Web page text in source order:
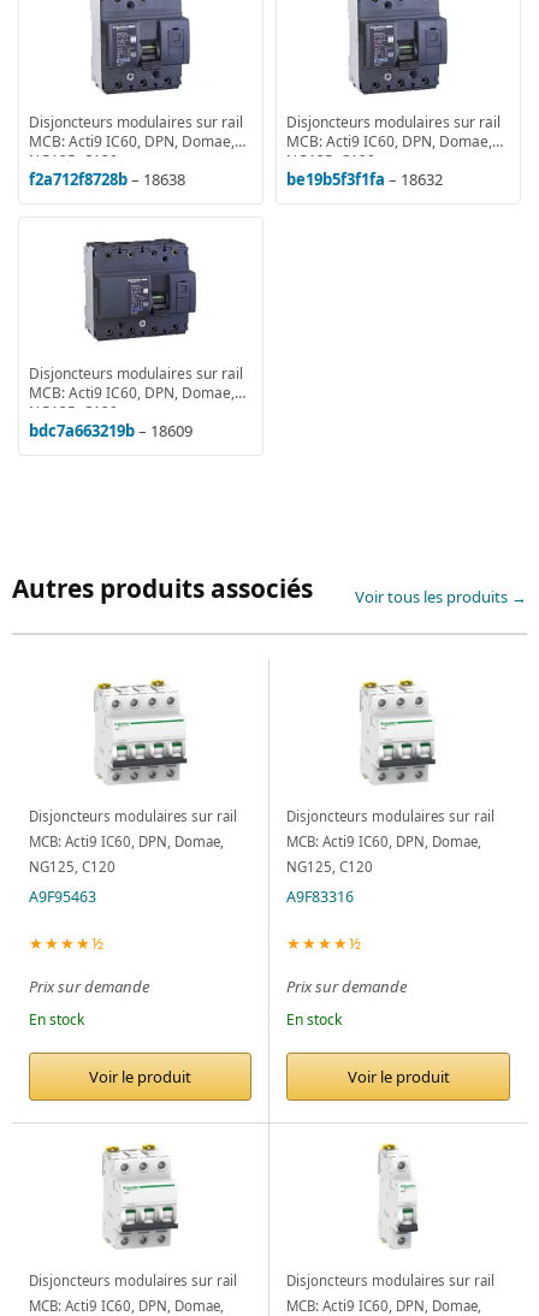
Disjoncteurs modulaires sur rail
MCB: Acti9 IC60, DPN, Domae,
NG125, C120
f2a712f8728b– 18638
Disjoncteurs modulaires sur rail
MCB: Acti9 IC60, DPN, Domae,
NG125, C120
be19b5f3f1fa – 18632
Disjoncteurs modulaires sur rail
MCB: Acti9 IC60, DPN, Domae,
NG125, C120
bdc7a663219b– 18609
Autres produits associés Voir tous les produits →
Disjoncteurs modulaires sur rail
MCB: Acti9 IC60, DPN, Domae,
NG125, C120
A9F95463
★★★★½
Prix sur demande
En stock
Voir le produit
Disjoncteurs modulaires sur rail
MCB: Acti9 IC60, DPN, Domae,
NG125, C120
A9F83316
★★★★½
Prix sur demande
En stock
Voir le produit
Disjoncteurs modulaires sur rail
MCB: Acti9 IC60, DPN, Domae,
Disjoncteurs modulaires sur rail
MCB: Acti9 IC60, DPN, Domae,